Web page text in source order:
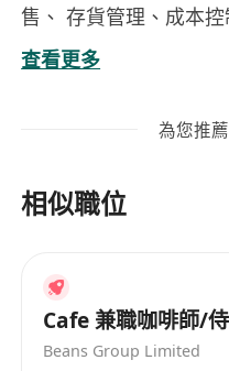
售、 存貨管理、成本
2.負責分店食品制作及
品制作、 出餐、收銀及
5. 監督員工出勤及制服
7. 帶領分店團隊達至公
8. 有效控制各項成本,
9. 培訓員工,建立良好
查看更多
為您推
相似職位
Cafe 兼職咖啡師/
Beans Group Limited